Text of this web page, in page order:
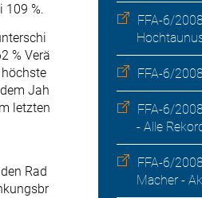
109 %.
% Verä
Jah
letzten
Rad
FFA-6/
FFA-6/
FFA-6/
- Alle
FFA-6/
Macher -